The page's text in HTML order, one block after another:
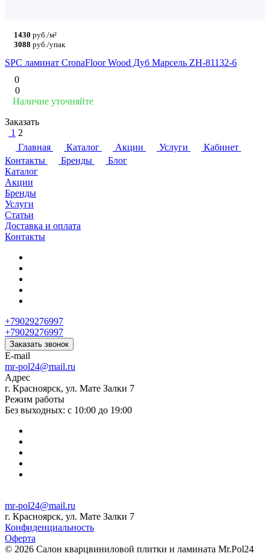
1430 руб./м²
3088 руб./упак
SPC ламинат CronaFloor Wood Дуб Марсель ZH-81132-6
0
0
Наличие уточняйте
Заказать
1 2
Главная
Каталог Акции Услуги
Кабинет
Контакты
Бренды
Блог
Каталог
Акции
Бренды
Услуги
Статьи
Доставка и оплата
Контакты
+79029276997
+79029276997
Заказать звонок
E-mail
mr-pol24@mail.ru
Адрес
г. Красноярск, ул. Мате Залки 7
Режим работы
Без выходных: с 10:00 до 19:00
mr-pol24@mail.ru
г. Красноярск, ул. Мате Залки 7
Конфиденциальность
Оферта
© 2026 Салон кварцвиниловой плитки и ламината Mr.Pol24